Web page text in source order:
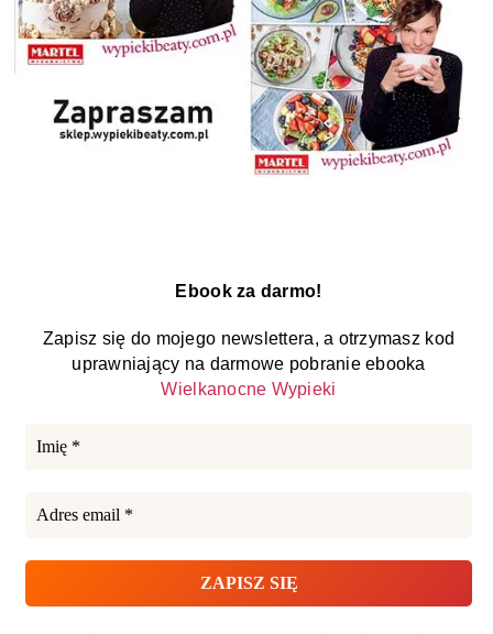
Ebook za darmo!
Zapisz się do mojego newslettera, a otrzymasz kod
uprawniający na darmowe pobranie ebooka
Wielkanocne Wypieki